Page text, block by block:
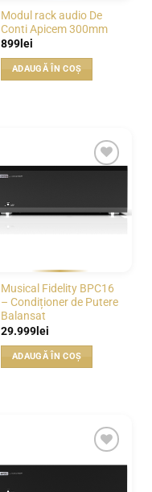
Modul rack audio De
Conti Apicem 300mm
899 lei
ADAUGĂ ÎN COȘ
Musical Fidelity BPC16
– Condiționer de Putere
Balansat
29.999 lei
ADAUGĂ ÎN COȘ
WISHLIST